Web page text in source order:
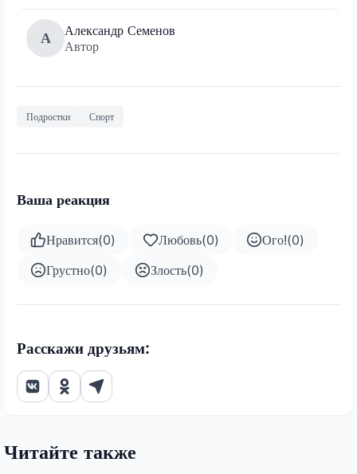
А
Александр Семенов
Автор
Подростки Спорт
Ваша реакция
Нравится(0) Любовь(0) Ого!(0)
Грустно(0) Злость(0)
Расскажи друзьям:
Читайте также